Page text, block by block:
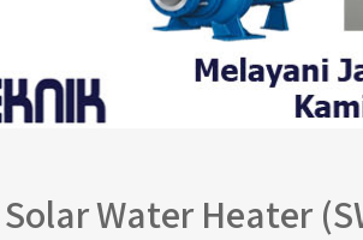
Water Heater